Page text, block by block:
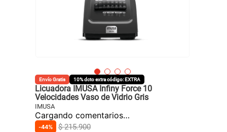
Envío Gratis 10% dcto extra código: EXTRA
Licuadora IMUSA Infiny Force 10
Velocidades Vaso de Vidrio Gris
IMUSA
Cargando comentarios…
44% $ 215.900